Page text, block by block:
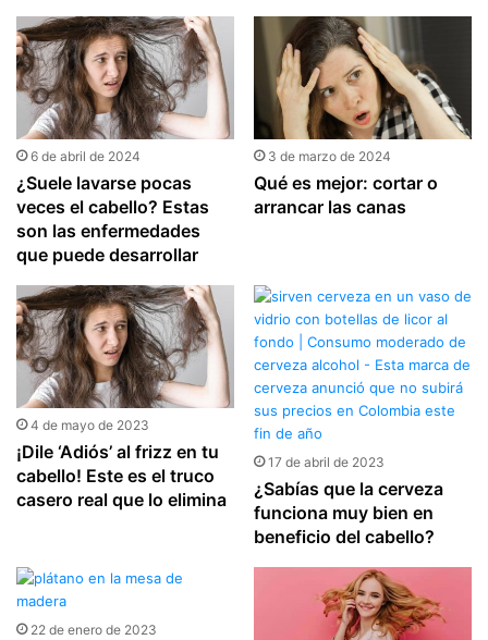
6 de abril de 2024
¿Suele lavarse pocas
veces el cabello? Estas
son las enfermedades
que puede desarrollar
3 de marzo de 2024
Qué es mejor: cortar o
arrancar las canas
4 de mayo de 2023
¡Dile ‘Adiós’ al frizz en tu
cabello! Este es el truco
casero real que lo elimina
17 de abril de 2023
¿Sabías que la cerveza
funciona muy bien en
beneficio del cabello?
22 de enero de 2023